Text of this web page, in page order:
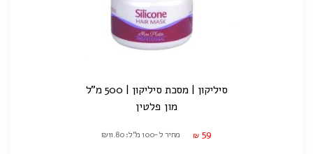
סיליקון | מסכת סיליקון | 500 מ"ל
מון פלטין
₪ 59 מחיר ל-100 מ"ל: ₪11.80